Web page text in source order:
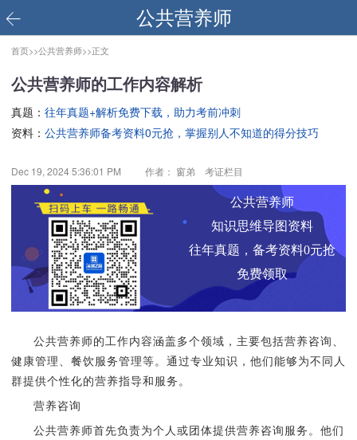
公共营养师
首页>>公共营养师>>正文
公共营养师的工作内容解析
真题： 往年真题+解析免费下载，助力考前冲刺
资料： 公共营养师备考资料0元抢，掌握别人不知道的得分技巧
Dec 19, 2024 5:36:01 PM 作者： 窗弟 考证栏目
公共营养师
知识思维导图资料
往年真题，备考资料0元抢
免费领取
公共营养师的工作内容涵盖多个领域，主要包括营养咨询、
健康管理、餐饮服务管理等。通过专业知识，他们能够为不同人
群提供个性化的营养指导和服务。
营养咨询
公共营养师首先负责为个人或团体提供营养咨询服务。他们